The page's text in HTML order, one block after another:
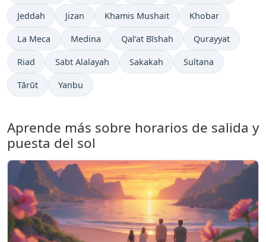
Jeddah Jizan Khamis Mushait Khobar
La Meca Medina Qal‘at Bīshah Qurayyat
Riad Sabt Alalayah Sakakah Sultana
Tārūt Yanbu
Aprende más sobre horarios de salida y
puesta del sol